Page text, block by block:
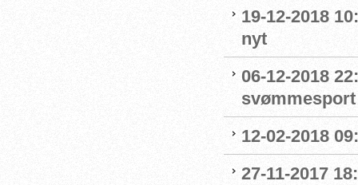
19-12-2018
nyt
06-12-2018
svømmesport
12-02-2018
27-11-2017